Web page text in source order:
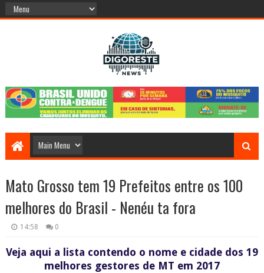
Mato Grosso tem 19 Prefeitos entre os 100
melhores do Brasil - Nenéu ta fora
14:58 0
Veja aqui a lista contendo o nome e cidade dos 19
melhores gestores de MT em 2017